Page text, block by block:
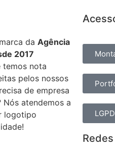
da Agência
2017
temos nota
pelos nossos
de empresa
atendemos a
logotipo
LGPD